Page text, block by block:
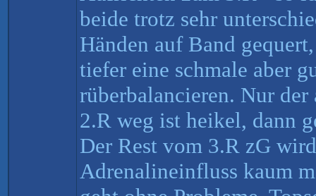
beide trotz sehr
Händen auf Band
tiefer eine schmale aber
rüberbalancieren. Nur
2.R weg ist heikel, dann
Der Rest vom 3.R zG
Adrenalineinfluss kaum